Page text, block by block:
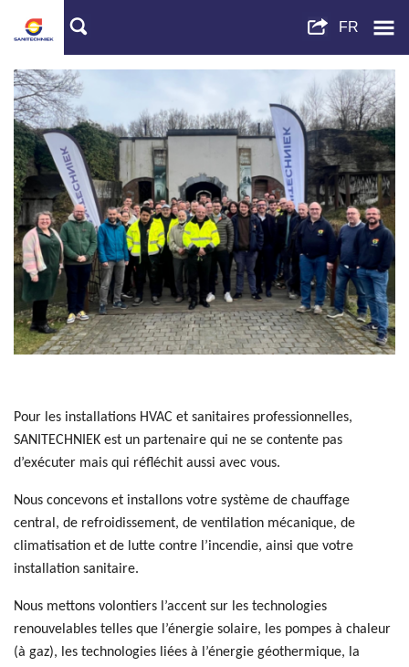
Pour les installations HVAC et sanitaires professionnelles,
SANITECHNIEK est un partenaire qui ne se contente pas
d’exécuter mais qui réfléchit aussi avec vous.
Nous concevons et installons votre système de chauffage
central, de refroidissement, de ventilation mécanique, de
climatisation et de lutte contre l’incendie, ainsi que votre
installation sanitaire.
Nous mettons volontiers l’accent sur les technologies
renouvelables telles que l’énergie solaire, les pompes à chaleur
(à gaz), les technologies liées à l’énergie géothermique, la